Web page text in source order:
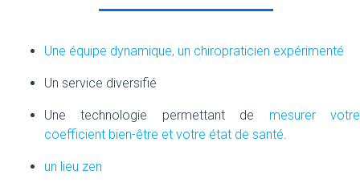
Une équipe dynamique, un chiropraticien expérimenté
Un service diversifié
Une technologie permettant de mesurer votre
coefficient bien-être et votre état de santé.
un lieu zen